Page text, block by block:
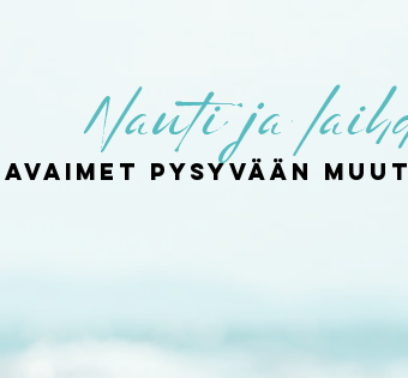
Nauti ja
AVAIMET PYSYVÄÄN